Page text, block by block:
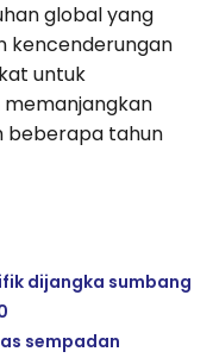
global yang
kencenderungan
untuk
beberapa tahun
dijangka sumbang
sempadan